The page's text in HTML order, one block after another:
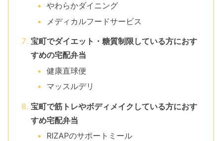
やわらかダイニング
メディカルフードサービス
宝町でダイエット・糖質制限している方におす
すめの宅配弁当
健康直球便
マッスルデリ
宝町で筋トレやボディメイクしている方におす
すめ宅配弁当
RIZAPのサポートミール